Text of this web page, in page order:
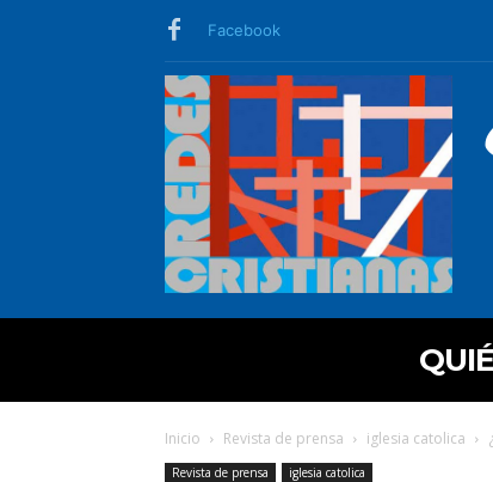
Facebook
Inicio Revista de prensa iglesia catolica
Revista de prensa iglesia catolica